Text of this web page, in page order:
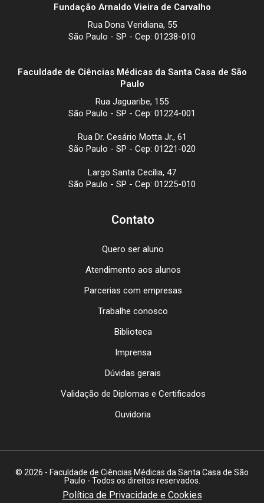
Fundação Arnaldo Vieira de Carvalho
Rua Dona Veridiana, 55
São Paulo - SP - Cep: 01238-010
Faculdade de Ciências Médicas da Santa Casa de São
Paulo
Rua Jaguaribe, 155
São Paulo - SP - Cep: 01224-001
Rua Dr. Cesário Motta Jr., 61
São Paulo - SP - Cep: 01221-020
Largo Santa Cecília, 47
São Paulo - SP - Cep: 01225-010
Contato
Quero ser aluno
Atendimento aos alunos
Parcerias com empresas
Trabalhe conosco
Biblioteca
Imprensa
Dúvidas gerais
Validação de Diplomas e Certificados
Ouvidoria
© 2026 - Faculdade de Ciências Médicas da Santa Casa de São
Paulo - Todos os direitos reservados.
Política de Privacidade e Cookies